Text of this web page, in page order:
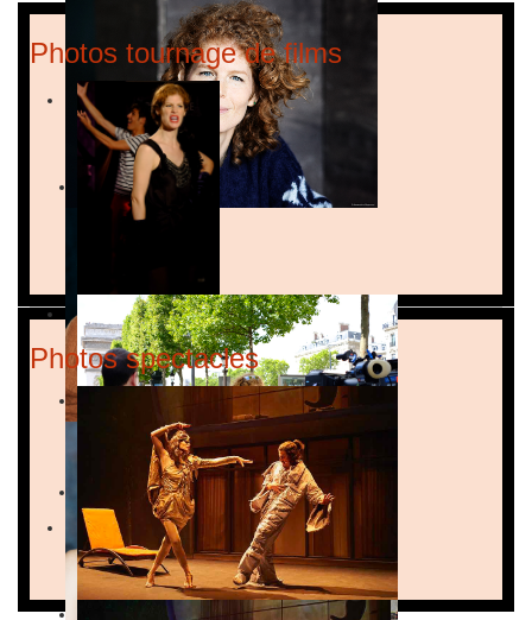
Photos tournage de films
Photos spectacles